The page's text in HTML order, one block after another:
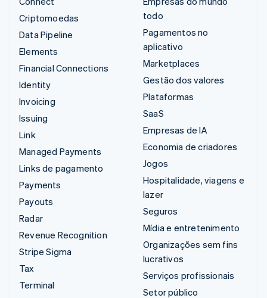
Criptomoedas
Data Pipeline
Elements
Financial Connections
Identity
Invoicing
Issuing
Link
Managed Payments
Links de pagamento
Payments
Payouts
Radar
Revenue Recognition
Stripe Sigma
Tax
Terminal
todo
Pagamentos no
aplicativo
Marketplaces
Gestão dos valores
Plataformas
SaaS
Empresas de IA
Economia de criadores
Jogos
Hospitalidade, viagens e
lazer
Seguros
Mídia e entretenimento
Organizações sem fins
lucrativos
Serviços profissionais
Setor público